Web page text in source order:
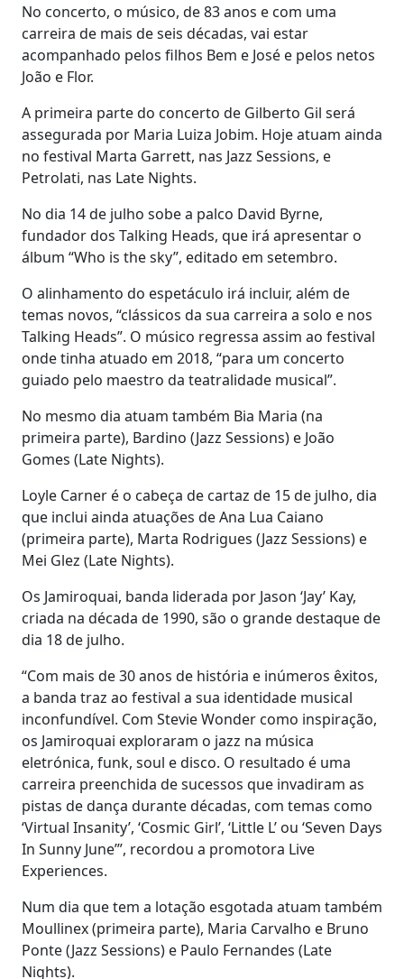
No concerto, o músico, de 83 anos e com uma
carreira de mais de seis décadas, vai estar
acompanhado pelos filhos Bem e José e pelos netos
João e Flor.
A primeira parte do concerto de Gilberto Gil será
assegurada por Maria Luiza Jobim. Hoje atuam ainda
no festival Marta Garrett, nas Jazz Sessions, e
Petrolati, nas Late Nights.
No dia 14 de julho sobe a palco David Byrne,
fundador dos Talking Heads, que irá apresentar o
álbum “Who is the sky”, editado em setembro.
O alinhamento do espetáculo irá incluir, além de
temas novos, “clássicos da sua carreira a solo e nos
Talking Heads”. O músico regressa assim ao festival
onde tinha atuado em 2018, “para um concerto
guiado pelo maestro da teatralidade musical”.
No mesmo dia atuam também Bia Maria (na
primeira parte), Bardino (Jazz Sessions) e João
Gomes (Late Nights).
Loyle Carner é o cabeça de cartaz de 15 de julho, dia
que inclui ainda atuações de Ana Lua Caiano
(primeira parte), Marta Rodrigues (Jazz Sessions) e
Mei Glez (Late Nights).
Os Jamiroquai, banda liderada por Jason ‘Jay’ Kay,
criada na década de 1990, são o grande destaque de
dia 18 de julho.
“Com mais de 30 anos de história e inúmeros êxitos,
a banda traz ao festival a sua identidade musical
inconfundível. Com Stevie Wonder como inspiração,
os Jamiroquai exploraram o jazz na música
eletrónica, funk, soul e disco. O resultado é uma
carreira preenchida de sucessos que invadiram as
pistas de dança durante décadas, com temas como
‘Virtual Insanity’, ‘Cosmic Girl’, ‘Little L’ ou ‘Seven Days
In Sunny June’”, recordou a promotora Live
Experiences.
Num dia que tem a lotação esgotada atuam também
Moullinex (primeira parte), Maria Carvalho e Bruno
Ponte (Jazz Sessions) e Paulo Fernandes (Late
Nights).